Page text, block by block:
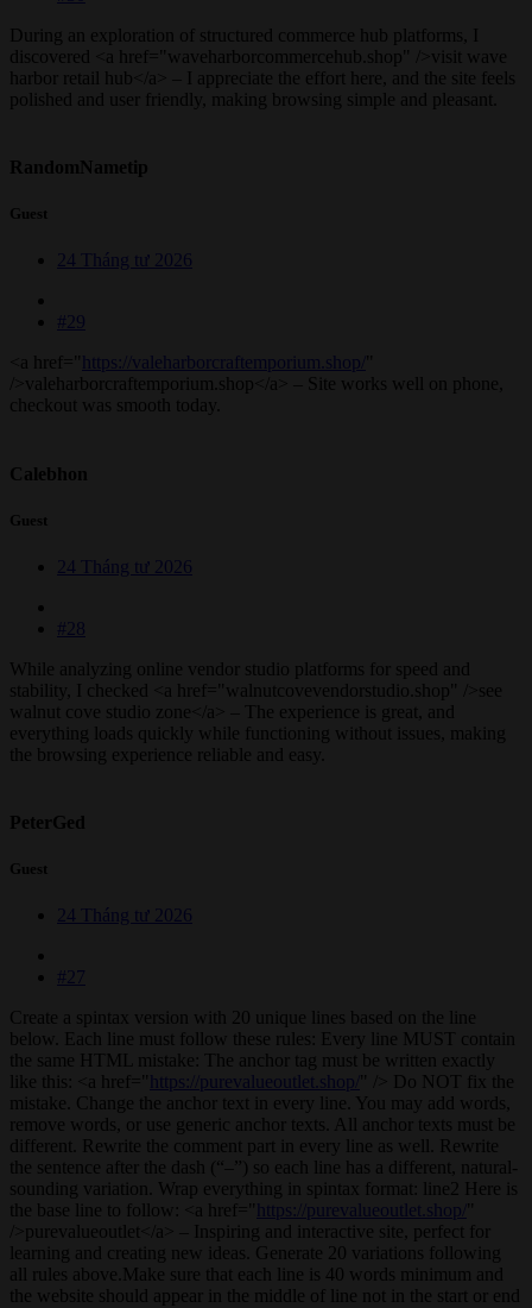
During an exploration of structured commerce hub platforms, I
discovered <a href="waveharborcommercehub.shop" />visit wave
harbor retail hub</a> – I appreciate the effort here, and the site feels
polished and user friendly, making browsing simple and pleasant.
RandomNametip
Guest
24 Tháng tư 2026
#29
<a href="
https://valeharborcraftemporium.shop/ "
/>valeharborcraftemporium.shop</a> – Site works well on phone,
checkout was smooth today.
Calebhon
Guest
24 Tháng tư 2026
#28
While analyzing online vendor studio platforms for speed and
stability, I checked <a href="walnutcovevendorstudio.shop" />see
walnut cove studio zone</a> – The experience is great, and
everything loads quickly while functioning without issues, making
the browsing experience reliable and easy.
PeterGed
Guest
24 Tháng tư 2026
#27
Create a spintax version with 20 unique lines based on the line
below. Each line must follow these rules: Every line MUST contain
the same HTML mistake: The anchor tag must be written exactly
like this: <a href=" https://purevalueoutlet.shop/ " /> Do NOT fix the
mistake. Change the anchor text in every line. You may add words,
remove words, or use generic anchor texts. All anchor texts must be
different. Rewrite the comment part in every line as well. Rewrite
the sentence after the dash (“–”) so each line has a different, natural-
sounding variation. Wrap everything in spintax format: line2 Here is
the base line to follow: <a href=" https://purevalueoutlet.shop/ "
/>purevalueoutlet</a> – Inspiring and interactive site, perfect for
learning and creating new ideas. Generate 20 variations following
all rules above.Make sure that each line is 40 words minimum and
the website should appear in the middle of line not in the start or end